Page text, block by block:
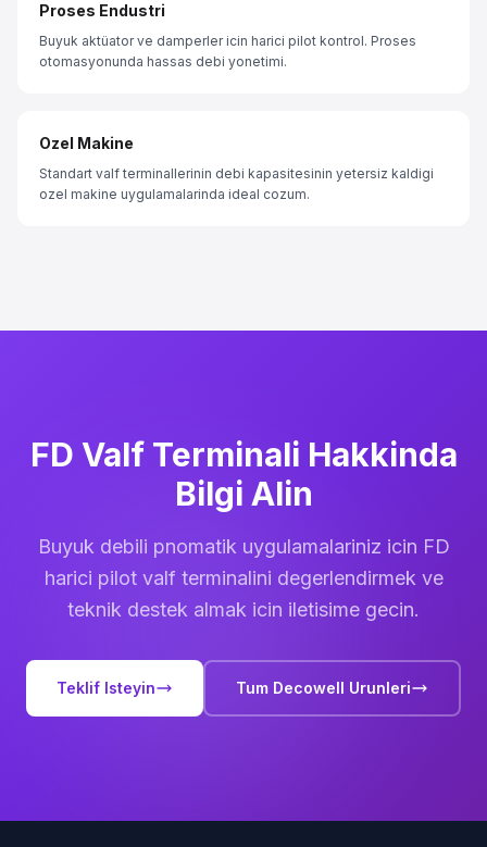
Proses Endustri
Buyuk aktüator ve damperler icin harici pilot kontrol. Proses
otomasyonunda hassas debi yonetimi.
Ozel Makine
Standart valf terminallerinin debi kapasitesinin yetersiz kaldigi
ozel makine uygulamalarinda ideal cozum.
FD Valf Terminali Hakkinda
Bilgi Alin
Buyuk debili pnomatik uygulamalariniz icin FD
harici pilot valf terminalini degerlendirmek ve
teknik destek almak icin iletisime gecin.
Teklif Isteyin Tum Decowell Urunleri